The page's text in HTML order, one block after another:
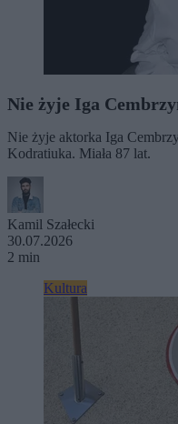
Nie żyje Iga
Nie żyje aktorka Iga
Kodratiuka. Miała 87 lat.
Kamil Szałecki
30.07.2026
2 min
Kultura